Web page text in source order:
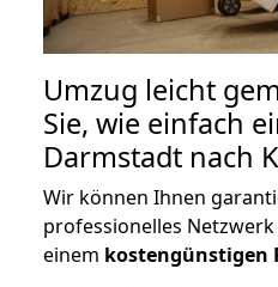
Umzug leicht
Sie, wie einfach
Darmstadt nach
Wir können Ihnen
professionelles
einem kostengünstigen